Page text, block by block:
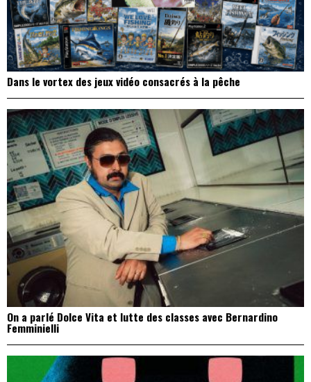
Dans le vortex des jeux vidéo consacrés à la pêche
On a parlé Dolce Vita et lutte des classes avec Bernardino
Femminielli